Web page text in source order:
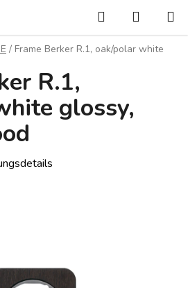
Suchen
/ Frame Berker R.1, oak/polar white
R.1,
glossy,